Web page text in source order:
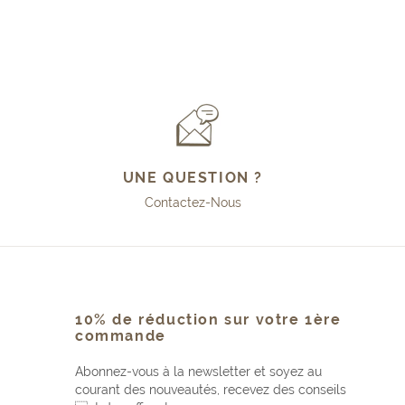
UNE QUESTION ?
Contactez-Nous
10% de réduction sur votre 1ère
commande
Abonnez-vous à la newsletter et soyez au
courant des nouveautés, recevez des conseils